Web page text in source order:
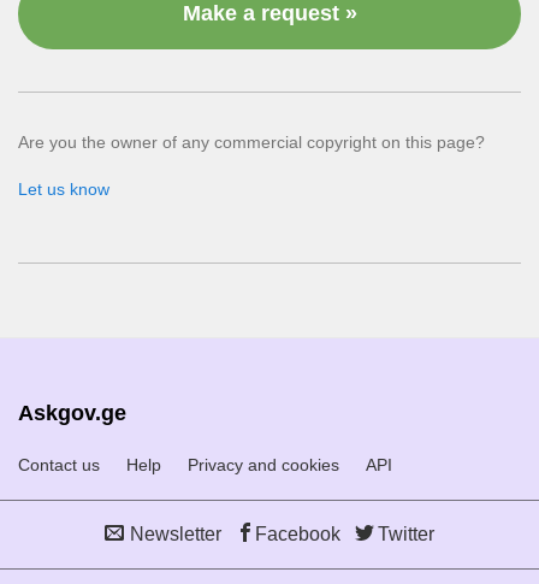
Make a request »
Are you the owner of any commercial copyright on this page?
Let us know
Askgov.ge
Contact us Help Privacy and cookies API
Newsletter Facebook Twitter